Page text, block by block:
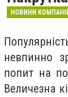
НОВИНИ
невпинно
попит на
Величезна